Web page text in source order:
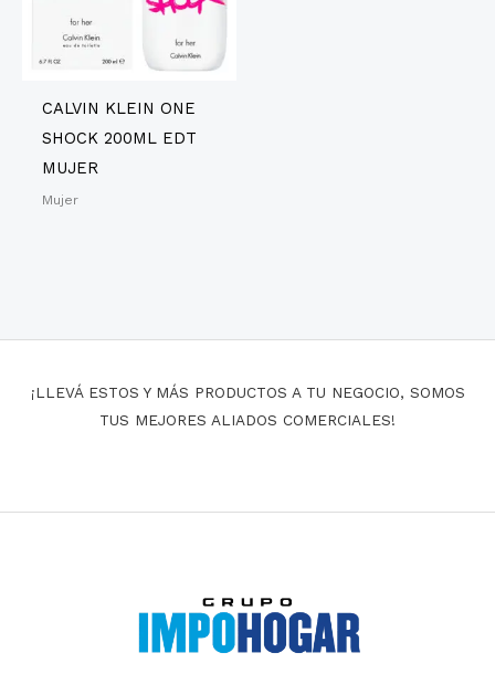
CALVIN KLEIN ONE
SHOCK 200ML EDT
MUJER
Mujer
¡LLEVÁ ESTOS Y MÁS PRODUCTOS A TU NEGOCIO, SOMOS
TUS MEJORES ALIADOS COMERCIALES!